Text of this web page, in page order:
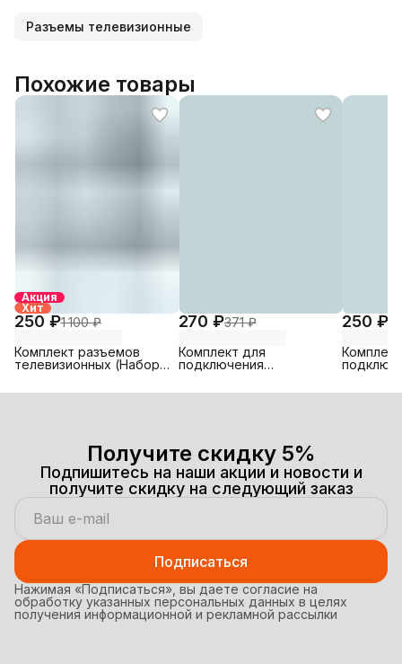
Разъемы телевизионные
Похожие товары
Акция
Хит
250 ₽1 100 ₽
Комплект разъемов
телевизионных (Набор
270 ₽371 ₽
Комплект для
подключения
антенный соединитель
250 ₽
Получите скидку 5%
Подпишитесь на наши акции и новости и
получите скидку на следующий заказ
Подписаться
Нажимая «Подписаться», вы даете согласие на
обработку указанных персональных данных в целях
получения информационной и рекламной рассылки